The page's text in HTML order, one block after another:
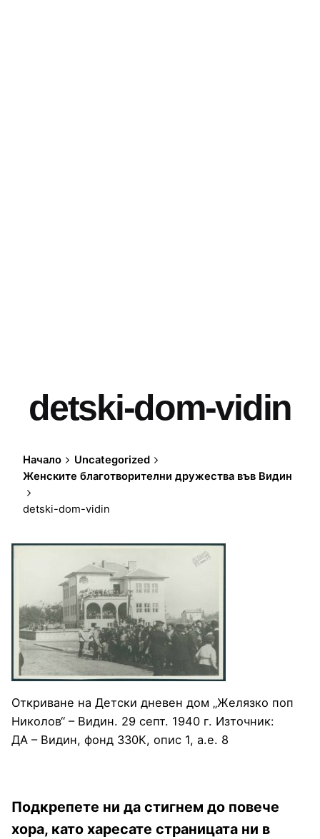
detski-dom-vidin
Начало
Uncategorized
Женските благотворителни дружества във Видин
detski-dom-vidin
Откриване на Детски дневен дом „Желязко поп
Николов“ – Видин. 29 септ. 1940 г. Източник:
ДА – Видин, фонд 330К, опис 1, а.е. 8
Подкрепете ни да стигнем до повече
хора, като харесате страницата ни в